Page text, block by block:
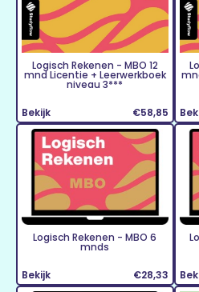
Logisch Rekenen - MBO 12
mnd Licentie + Leerwerkboek
niveau 3***
Bekijk €58,85
Logisch Rekenen - MBO 6
mnds
Bekijk €28,33